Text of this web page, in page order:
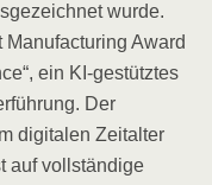
wurde.
Award
ein KI-gestütztes
Der
digitalen Zeitalter
auf vollständige